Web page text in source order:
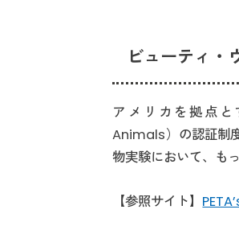
ビューティ
アメリカを拠点
Animals）の認証制
物実験において、も
【参照サイト】